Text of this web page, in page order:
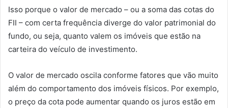
Isso porque o valor de mercado – ou a soma das cotas do
FII – com certa frequência diverge do valor patrimonial do
fundo, ou seja, quanto valem os imóveis que estão na
carteira do veículo de investimento.
O valor de mercado oscila conforme fatores que vão muito
além do comportamento dos imóveis físicos. Por exemplo,
o preço da cota pode aumentar quando os juros estão em